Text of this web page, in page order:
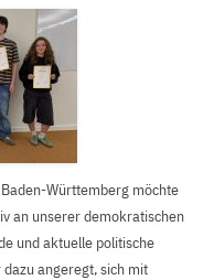
Württemberg möchte
an unserer demokratischen
und aktuelle politische
angeregt, sich mit